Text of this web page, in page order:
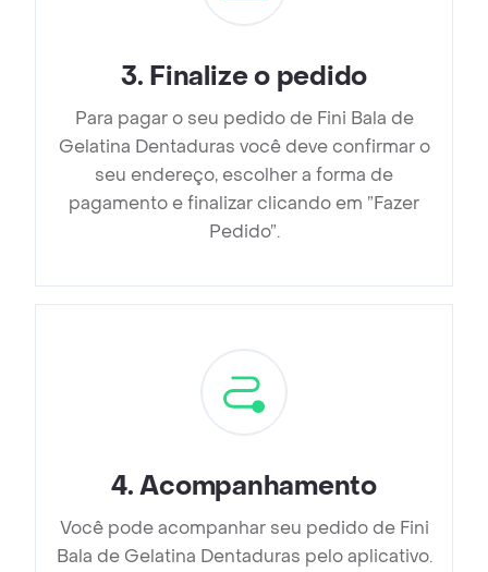
3. Finalize o pedido
Para pagar o seu pedido de Fini Bala de
Gelatina Dentaduras você deve confirmar o
seu endereço, escolher a forma de
pagamento e finalizar clicando em ”Fazer
Pedido”.
4.Acompanhamento
Você pode acompanhar seu pedido de Fini
Bala de Gelatina Dentaduras pelo aplicativo.